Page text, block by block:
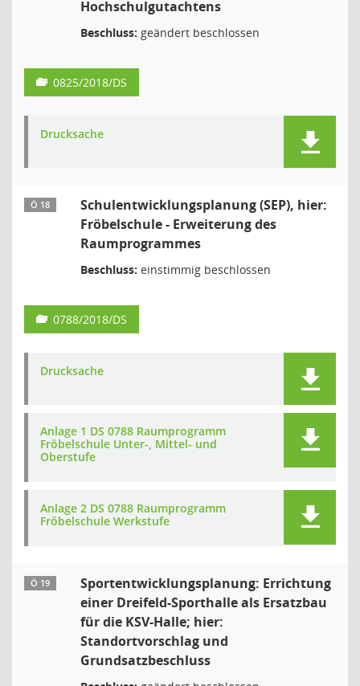
Hochschulgutachtens
Beschluss: geändert beschlossen
0825/2018/DS
Drucksache
Ö 18
Schulentwicklungsplanung (SEP), hier:
Fröbelschule - Erweiterung des
Raumprogrammes
Beschluss: einstimmig beschlossen
0788/2018/DS
Drucksache
Anlage 1 DS 0788 Raumprogramm
Fröbelschule Unter-, Mittel- und
Oberstufe
Anlage 2 DS 0788 Raumprogramm
Fröbelschule Werkstufe
Ö 19
Sportentwicklungsplanung: Errichtung
einer Dreifeld-Sporthalle als Ersatzbau
für die KSV-Halle; hier:
Standortvorschlag und
Grundsatzbeschluss